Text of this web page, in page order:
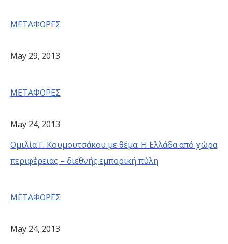
ΜΕΤΑΦΟΡΕΣ
May 29, 2013
ΜΕΤΑΦΟΡΕΣ
May 24, 2013
Ομιλία Γ. Κουμουτσάκου με θέμα: Η Ελλάδα από χώρα
περιφέρειας – διεθνής εμπορική πύλη
ΜΕΤΑΦΟΡΕΣ
May 24, 2013